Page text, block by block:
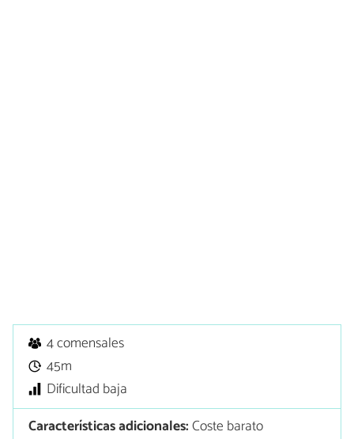
4 comensales
45m
Dificultad baja
Características adicionales:Coste barato